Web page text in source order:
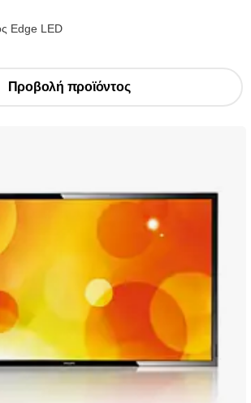
Edge LED
Προβολή προϊόντος